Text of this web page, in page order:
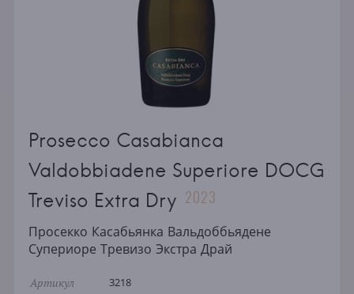
Prosecco Casabianca
Valdobbiadene Superiore DOCG
Treviso Extra Dry 2023
Просекко Касабьянка Вальдоббьядене
Супериоре Тревизо Экстра Драй
Артикул 3218